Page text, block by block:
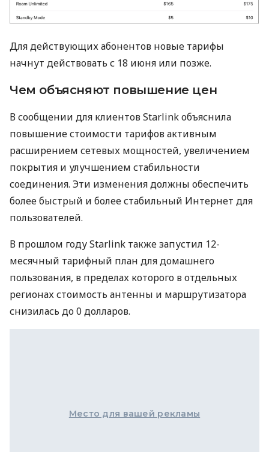
Для действующих абонентов новые тарифы
начнут действовать с 18 июня или позже.
Чем объясняют повышение цен
В сообщении для клиентов Starlink объяснила
повышение стоимости тарифов активным
расширением сетевых мощностей, увеличением
покрытия и улучшением стабильности
соединения. Эти изменения должны обеспечить
более быстрый и более стабильный Интернет для
пользователей.
В прошлом году Starlink также запустил 12-
месячный тарифный план для домашнего
пользования, в пределах которого в отдельных
регионах стоимость антенны и маршрутизатора
снизилась до 0 долларов.
Место для вашей рекламы